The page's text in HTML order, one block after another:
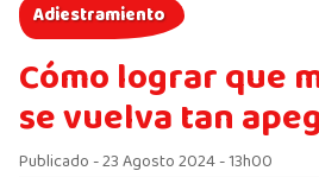
Adiestramiento
Cómo lograr que
se vuelva tan
Publicado - 23 Agosto 2024 - 13h00